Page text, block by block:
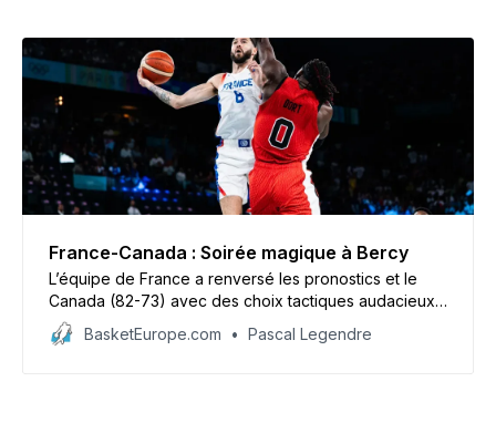
France-Canada : Soirée magique à Bercy
L’équipe de France a renversé les pronostics et le
Canada (82-73) avec des choix tactiques audacieux
et une formidable gnac retrouvée. Comme quoi il faut
toujours faire les commentaires après et pas avant les
BasketEurope.com Pascal Legendre